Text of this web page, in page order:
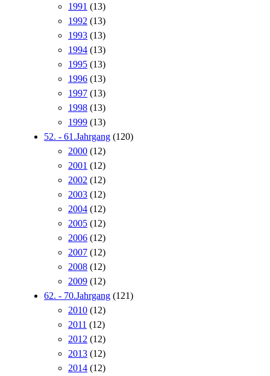
1991 (13)
1992 (13)
1993 (13)
1994 (13)
1995 (13)
1996 (13)
1997 (13)
1998 (13)
1999 (13)
52. - 61.Jahrgang (120)
2000 (12)
2001 (12)
2002 (12)
2003 (12)
2004 (12)
2005 (12)
2006 (12)
2007 (12)
2008 (12)
2009 (12)
62. - 70.Jahrgang (121)
2010 (12)
2011 (12)
2012 (12)
2013 (12)
2014 (12)